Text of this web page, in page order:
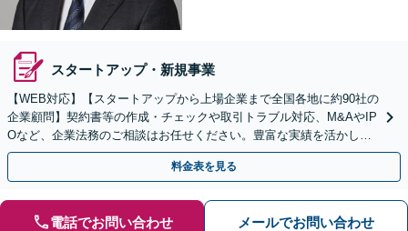
スタートアップ・新規事業
【WEB対応】【スタートアップから上場企業まで全国各地に約90社の
企業顧問】契約書等の作成・チェックや取引トラブル対応、M&AやIP
Oなど、企業法務のご相談はお任せください。豊富な実績を活かし的
確に対応を進めてまいります。
料金表を見る
電話でお問い合わせ メールでお問い合わせ